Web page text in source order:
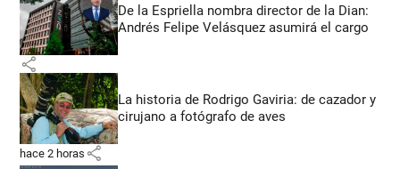
De la Espriella nombra director de la Dian:
Andrés Felipe Velásquez asumirá el cargo
share
La historia de Rodrigo Gaviria: de cazador y
cirujano a fotógrafo de aves
hace 2 horas share